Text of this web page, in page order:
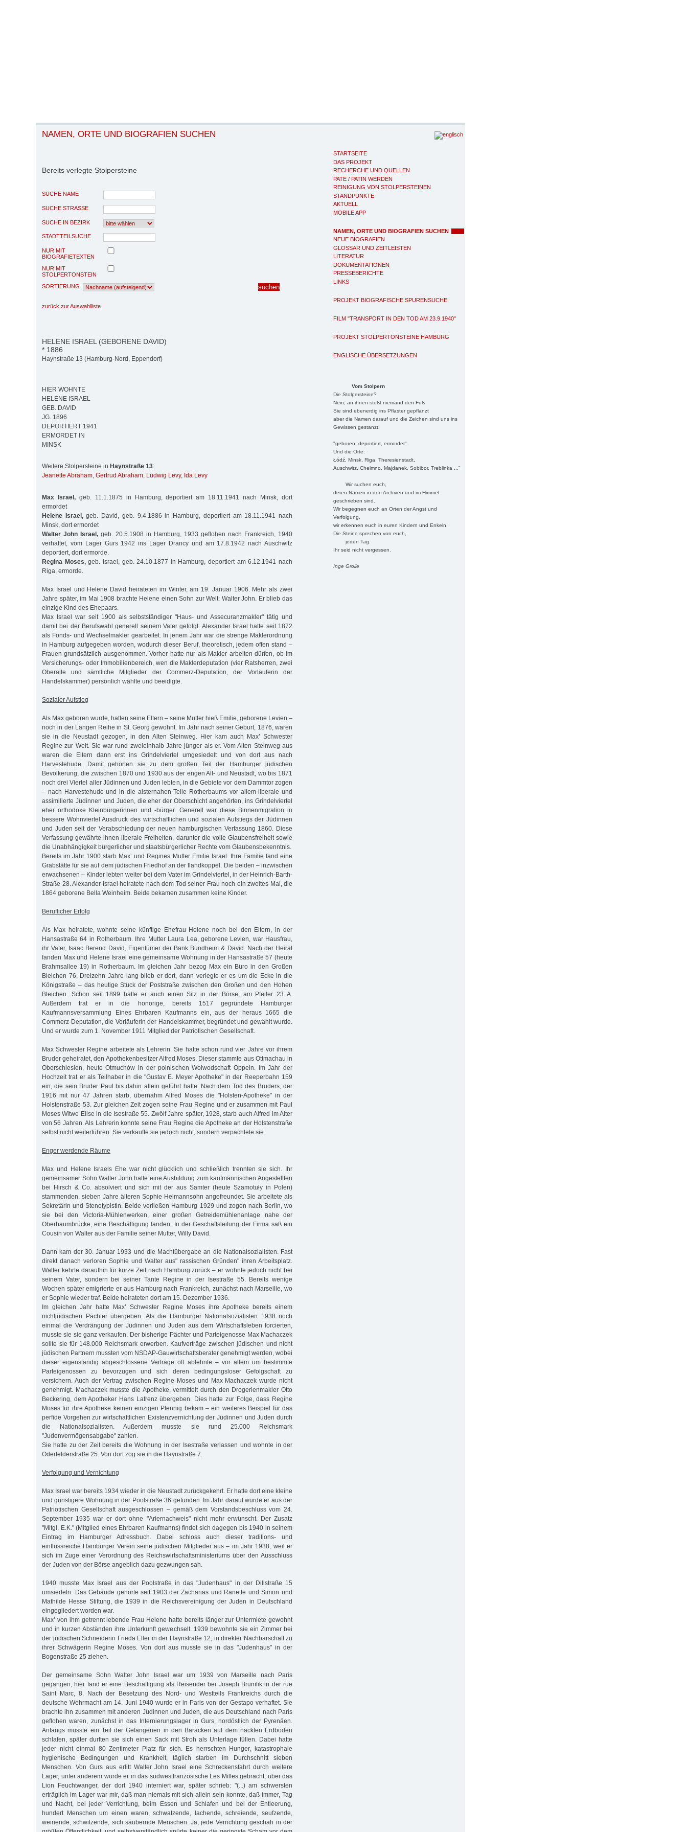
STARTSEITE
DAS PROJEKT
RECHERCHE UND QUELLEN
PATE / PATIN WERDEN
REINIGUNG VON STOLPERSTEINEN
STANDPUNKTE
AKTUELL
MOBILE APP
NAMEN, ORTE UND BIOGRAFIEN SUCHEN
NEUE BIOGRAFIEN
GLOSSAR UND ZEITLEISTEN
LITERATUR
DOKUMENTATIONEN
PRESSEBERICHTE
LINKS
PROJEKT BIOGRAFISCHE SPURENSUCHE
FILM "TRANSPORT IN DEN TOD AM 23.9.1940"
PROJEKT STOLPERTONSTEINE HAMBURG
ENGLISCHE ÜBERSETZUNGEN
Vom Stolpern
Die Stolpersteine?
Nein, an ihnen stößt niemand den Fuß
Sie sind ebenerdig ins Pflaster gepflanzt
aber die Namen darauf und die Zeichen sind uns ins
Gewissen gestanzt:
"geboren, deportiert, ermordet"
Und die Orte:
Łódź, Minsk, Riga, Theresienstadt,
Auschwitz, Chelmno, Majdanek, Sobibor, Treblinka ..."
Wir suchen euch,
deren Namen in den Archiven und im Himmel
geschrieben sind.
Wir begegnen euch an Orten der Angst und
Verfolgung,
wir erkennen euch in euren Kindern und Enkeln.
Die Steine sprechen von euch,
jeden Tag.
Ihr seid nicht vergessen.
Inge Grolle
NAMEN, ORTE UND BIOGRAFIEN SUCHEN
Bereits verlegte Stolpersteine
SUCHE NAME
SUCHE STRASSE
SUCHE IN BEZIRK
STADTTEILSUCHE
NUR MIT
BIOGRAFIETEXTEN
NUR MIT
STOLPERTONSTEIN
SORTIERUNG
zurück zur Auswahlliste
HELENE ISRAEL (GEBORENE DAVID)
* 1886
Haynstraße 13 (Hamburg-Nord, Eppendorf)
HIER WOHNTE
HELENE ISRAEL
GEB. DAVID
JG. 1896
DEPORTIERT 1941
ERMORDET IN
MINSK
Weitere Stolpersteine in Haynstraße 13:
Jeanette Abraham, Gertrud Abraham, Ludwig Levy, Ida Levy
Max Israel,geb. 11.1.1875 in Hamburg, deportiert am 18.11.1941 nach Minsk, dort
ermordet
Helene Israel,geb. David, geb. 9.4.1886 in Hamburg, deportiert am 18.11.1941 nach
Minsk, dort ermordet
Walter John Israel, geb. 20.5.1908 in Hamburg, 1933 geflohen nach Frankreich, 1940
verhaftet, vom Lager Gurs 1942 ins Lager Drancy und am 17.8.1942 nach Auschwitz
deportiert, dort ermorde.
Regina Moses,geb. Israel, geb. 24.10.1877 in Hamburg, deportiert am 6.12.1941 nach
Riga, ermorde.
Max Israel und Helene David heirateten im Winter, am 19. Januar 1906. Mehr als zwei
Jahre später, im Mai 1908 brachte Helene einen Sohn zur Welt: Walter John. Er blieb das
einzige Kind des Ehepaars.
Max Israel war seit 1900 als selbstständiger "Haus- und Assecuranzmakler" tätig und
damit bei der Berufswahl generell seinem Vater gefolgt: Alexander Israel hatte seit 1872
als Fonds- und Wechselmakler gearbeitet. In jenem Jahr war die strenge Maklerordnung
in Hamburg aufgegeben worden, wodurch dieser Beruf, theoretisch, jedem offen stand –
Frauen grundsätzlich ausgenommen. Vorher hatte nur als Makler arbeiten dürfen, ob im
Versicherungs- oder Immobilienbereich, wen die Maklerdeputation (vier Ratsherren, zwei
Oberalte und sämtliche Mitglieder der Commerz-Deputation, der Vorläuferin der
Handelskammer) persönlich wählte und beeidigte.
Sozialer Aufstieg
Als Max geboren wurde, hatten seine Eltern – seine Mutter hieß Emilie, geborene Levien –
noch in der Langen Reihe in St. Georg gewohnt. Im Jahr nach seiner Geburt, 1876, waren
sie in die Neustadt gezogen, in den Alten Steinweg. Hier kam auch Max’ Schwester
Regine zur Welt. Sie war rund zweieinhalb Jahre jünger als er. Vom Alten Steinweg aus
waren die Eltern dann erst ins Grindelviertel umgesiedelt und von dort aus nach
Harvestehude. Damit gehörten sie zu dem großen Teil der Hamburger jüdischen
Bevölkerung, die zwischen 1870 und 1930 aus der engen Alt- und Neustadt, wo bis 1871
noch drei Viertel aller Jüdinnen und Juden lebten, in die Gebiete vor dem Dammtor zogen
– nach Harvestehude und in die alsternahen Teile Rotherbaums vor allem liberale und
assimilierte Jüdinnen und Juden, die eher der Oberschicht angehörten, ins Grindelviertel
eher orthodoxe Kleinbürgerinnen und -bürger. Generell war diese Binnenmigration in
bessere Wohnviertel Ausdruck des wirtschaftlichen und sozialen Aufstiegs der Jüdinnen
und Juden seit der Verabschiedung der neuen hamburgischen Verfassung 1860. Diese
Verfassung gewährte ihnen liberale Freiheiten, darunter die volle Glaubensfreiheit sowie
die Unabhängigkeit bürgerlicher und staatsbürgerlicher Rechte vom Glaubensbekenntnis.
Bereits im Jahr 1900 starb Max’ und Regines Mutter Emilie Israel. Ihre Familie fand eine
Grabstätte für sie auf dem jüdischen Friedhof an der Ilandkoppel. Die beiden – inzwischen
erwachsenen – Kinder lebten weiter bei dem Vater im Grindelviertel, in der Heinrich-Barth-
Straße 28. Alexander Israel heiratete nach dem Tod seiner Frau noch ein zweites Mal, die
1864 geborene Bella Weinheim. Beide bekamen zusammen keine Kinder.
Beruflicher Erfolg
Als Max heiratete, wohnte seine künftige Ehefrau Helene noch bei den Eltern, in der
Hansastraße 64 in Rotherbaum. Ihre Mutter Laura Lea, geborene Levien, war Hausfrau,
ihr Vater, Isaac Berend David, Eigentümer der Bank Bundheim & David. Nach der Heirat
fanden Max und Helene Israel eine gemeinsame Wohnung in der Hansastraße 57 (heute
Brahmsallee 19) in Rotherbaum. Im gleichen Jahr bezog Max ein Büro in den Großen
Bleichen 76. Dreizehn Jahre lang blieb er dort, dann verlegte er es um die Ecke in die
Königstraße – das heutige Stück der Poststraße zwischen den Großen und den Hohen
Bleichen. Schon seit 1899 hatte er auch einen Sitz in der Börse, am Pfeiler 23 A.
Außerdem trat er in die honorige, bereits 1517 gegründete Hamburger
Kaufmannsversammlung Eines Ehrbaren Kaufmanns ein, aus der heraus 1665 die
Commerz-Deputation, die Vorläuferin der Handelskammer, begründet und gewählt wurde.
Und er wurde zum 1. November 1911 Mitglied der Patriotischen Gesellschaft.
Max Schwester Regine arbeitete als Lehrerin. Sie hatte schon rund vier Jahre vor ihrem
Bruder geheiratet, den Apothekenbesitzer Alfred Moses. Dieser stammte aus Ottmachau in
Oberschlesien, heute Otmuchów in der polnischen Woiwodschaft Oppeln. Im Jahr der
Hochzeit trat er als Teilhaber in die "Gustav E. Meyer Apotheke" in der Reeperbahn 159
ein, die sein Bruder Paul bis dahin allein geführt hatte. Nach dem Tod des Bruders, der
1916 mit nur 47 Jahren starb, übernahm Alfred Moses die "Holsten-Apotheke" in der
Holstenstraße 53. Zur gleichen Zeit zogen seine Frau Regine und er zusammen mit Paul
Moses Witwe Elise in die Isestraße 55. Zwölf Jahre später, 1928, starb auch Alfred im Alter
von 56 Jahren. Als Lehrerin konnte seine Frau Regine die Apotheke an der Holstenstraße
selbst nicht weiterführen. Sie verkaufte sie jedoch nicht, sondern verpachtete sie.
Enger werdende Räume
Max und Helene Israels Ehe war nicht glücklich und schließlich trennten sie sich. Ihr
gemeinsamer Sohn Walter John hatte eine Ausbildung zum kaufmännischen Angestellten
bei Hirsch & Co. absolviert und sich mit der aus Samter (heute Szamotuły in Polen)
stammenden, sieben Jahre älteren Sophie Heimannsohn angefreundet. Sie arbeitete als
Sekretärin und Stenotypistin. Beide verließen Hamburg 1929 und zogen nach Berlin, wo
sie bei den Victoria-Mühlenwerken, einer großen Getreidemühlenanlage nahe der
Oberbaumbrücke, eine Beschäftigung fanden. In der Geschäftsleitung der Firma saß ein
Cousin von Walter aus der Familie seiner Mutter, Willy David.
Dann kam der 30. Januar 1933 und die Machtübergabe an die Nationalsozialisten. Fast
direkt danach verloren Sophie und Walter aus" rassischen Gründen" ihren Arbeitsplatz.
Walter kehrte daraufhin für kurze Zeit nach Hamburg zurück – er wohnte jedoch nicht bei
seinem Vater, sondern bei seiner Tante Regine in der Isestraße 55. Bereits wenige
Wochen später emigrierte er aus Hamburg nach Frankreich, zunächst nach Marseille, wo
er Sophie wieder traf. Beide heirateten dort am 15. Dezember 1936.
Im gleichen Jahr hatte Max’ Schwester Regine Moses ihre Apotheke bereits einem
nichtjüdischen Pächter übergeben. Als die Hamburger Nationalsozialisten 1938 noch
einmal die Verdrängung der Jüdinnen und Juden aus dem Wirtschaftsleben forcierten,
musste sie sie ganz verkaufen. Der bisherige Pächter und Parteigenosse Max Machaczek
sollte sie für 148.000 Reichsmark erwerben. Kaufverträge zwischen jüdischen und nicht
jüdischen Partnern mussten vom NSDAP-Gauwirtschaftsberater genehmigt werden, wobei
dieser eigenständig abgeschlossene Verträge oft ablehnte – vor allem um bestimmte
Parteigenossen zu bevorzugen und sich deren bedingungsloser Gefolgschaft zu
versichern. Auch der Vertrag zwischen Regine Moses und Max Machaczek wurde nicht
genehmigt. Machaczek musste die Apotheke, vermittelt durch den Drogerienmakler Otto
Beckering, dem Apotheker Hans Lafrenz übergeben. Dies hatte zur Folge, dass Regine
Moses für ihre Apotheke keinen einzigen Pfennig bekam – ein weiteres Beispiel für das
perfide Vorgehen zur wirtschaftlichen Existenzvernichtung der Jüdinnen und Juden durch
die Nationalsozialisten. Außerdem musste sie rund 25.000 Reichsmark
"Judenvermögensabgabe" zahlen.
Sie hatte zu der Zeit bereits die Wohnung in der Isestraße verlassen und wohnte in der
Oderfelderstraße 25. Von dort zog sie in die Haynstraße 7.
Verfolgung und Vernichtung
Max Israel war bereits 1934 wieder in die Neustadt zurückgekehrt. Er hatte dort eine kleine
und günstigere Wohnung in der Poolstraße 36 gefunden. Im Jahr darauf wurde er aus der
Patriotischen Gesellschaft ausgeschlossen – gemäß dem Vorstandsbeschluss vom 24.
September 1935 war er dort ohne "Ariernachweis" nicht mehr erwünscht. Der Zusatz
"Mitgl. E.K." (Mitglied eines Ehrbaren Kaufmanns) findet sich dagegen bis 1940 in seinem
Eintrag im Hamburger Adressbuch. Dabei schloss auch dieser traditions- und
einflussreiche Hamburger Verein seine jüdischen Mitglieder aus – im Jahr 1938, weil er
sich im Zuge einer Verordnung des Reichswirtschaftsministeriums über den Ausschluss
der Juden von der Börse angeblich dazu gezwungen sah.
1940 musste Max Israel aus der Poolstraße in das "Judenhaus" in der Dillstraße 15
umsiedeln. Das Gebäude gehörte seit 1903 der Zacharias und Ranette und Simon und
Mathilde Hesse Stiftung, die 1939 in die Reichsvereinigung der Juden in Deutschland
eingegliedert worden war.
Max’ von ihm getrennt lebende Frau Helene hatte bereits länger zur Untermiete gewohnt
und in kurzen Abständen ihre Unterkunft gewechselt. 1939 bewohnte sie ein Zimmer bei
der jüdischen Schneiderin Frieda Eller in der Haynstraße 12, in direkter Nachbarschaft zu
ihrer Schwägerin Regine Moses. Von dort aus musste sie in das "Judenhaus" in der
Bogenstraße 25 ziehen.
Der gemeinsame Sohn Walter John Israel war um 1939 von Marseille nach Paris
gegangen, hier fand er eine Beschäftigung als Reisender bei Joseph Brumlik in der rue
Saint Marc, 8. Nach der Besetzung des Nord- und Westteils Frankreichs durch die
deutsche Wehrmacht am 14. Juni 1940 wurde er in Paris von der Gestapo verhaftet. Sie
brachte ihn zusammen mit anderen Jüdinnen und Juden, die aus Deutschland nach Paris
geflohen waren, zunächst in das Internierungslager in Gurs, nordöstlich der Pyrenäen.
Anfangs musste ein Teil der Gefangenen in den Baracken auf dem nackten Erdboden
schlafen, später durften sie sich einen Sack mit Stroh als Unterlage füllen. Dabei hatte
jeder nicht einmal 80 Zentimeter Platz für sich. Es herrschten Hunger, katastrophale
hygienische Bedingungen und Krankheit, täglich starben im Durchschnitt sieben
Menschen. Von Gurs aus erlitt Walter John Israel eine Schreckensfahrt durch weitere
Lager, unter anderem wurde er in das südwestfranzösische Les Milles gebracht, über das
Lion Feuchtwanger, der dort 1940 interniert war, später schrieb: "(...) am schwersten
erträglich im Lager war mir, daß man niemals mit sich allein sein konnte, daß immer, Tag
und Nacht, bei jeder Verrichtung, beim Essen und Schlafen und bei der Entleerung,
hundert Menschen um einen waren, schwatzende, lachende, schreiende, seufzende,
weinende, schwitzende, sich säubernde Menschen. Ja, jede Verrichtung geschah in der